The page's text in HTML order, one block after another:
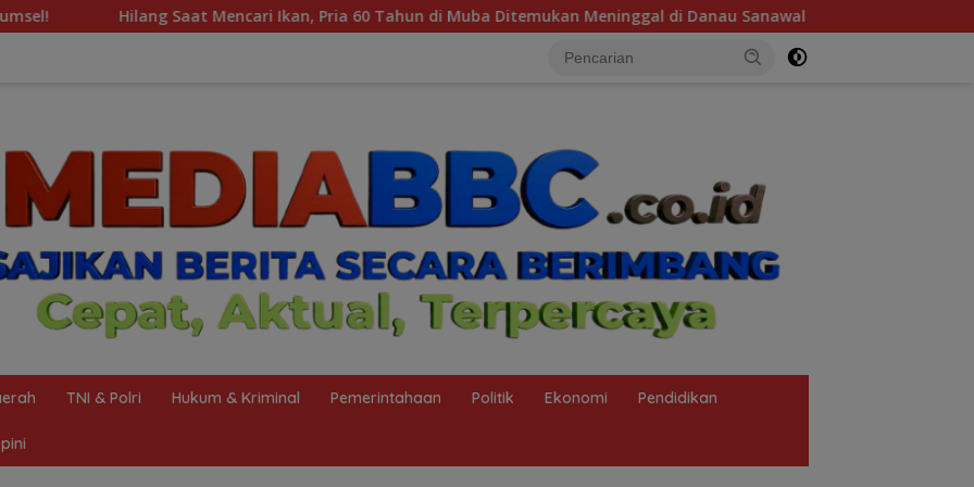
Ikan, Pria 60 Tahun di Muba Ditemukan Meninggal di Danau Sanawal Forum Cakar Sriwijaya Matangkan
TNI & Polri Hukum & Kriminal Pemerintahaan Politik Ekonomi Pendidikan